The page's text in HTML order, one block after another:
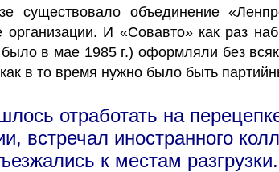
объединение
И «Совавто» как раз
в мае 1985 г.) оформляли без
в то время нужно было быть
отработать на
встречал иностранного
к местам разгрузки.